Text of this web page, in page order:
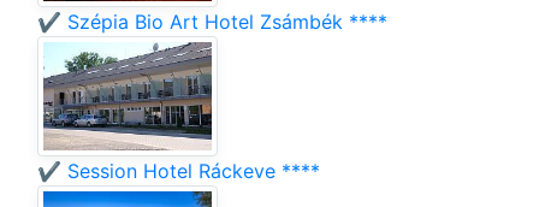
✔️ Szépia Bio Art Hotel Zsámbék ****
✔️ Session Hotel Ráckeve ****